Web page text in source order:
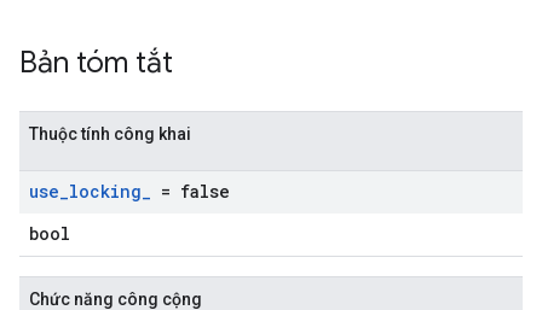
Bản tóm tắt
Thuộc tính công khai
use_locking_ = false
bool
Chức năng công cộng